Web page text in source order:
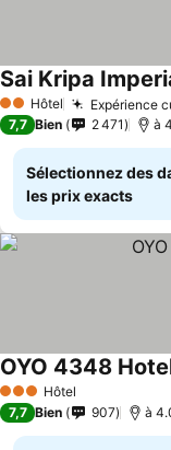
2 Étoiles
Hôtel Expérience
Sai Kripa
7,7 Bien 2 471 à
Sélectionnez des
les prix exacts
3 ÉtoilesHôtel
OYO 4348
7,7 Bien 907 à